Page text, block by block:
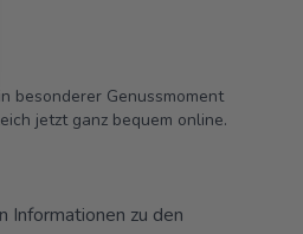
besonderer Genussmoment
jetzt ganz bequem online.
Informationen zu den